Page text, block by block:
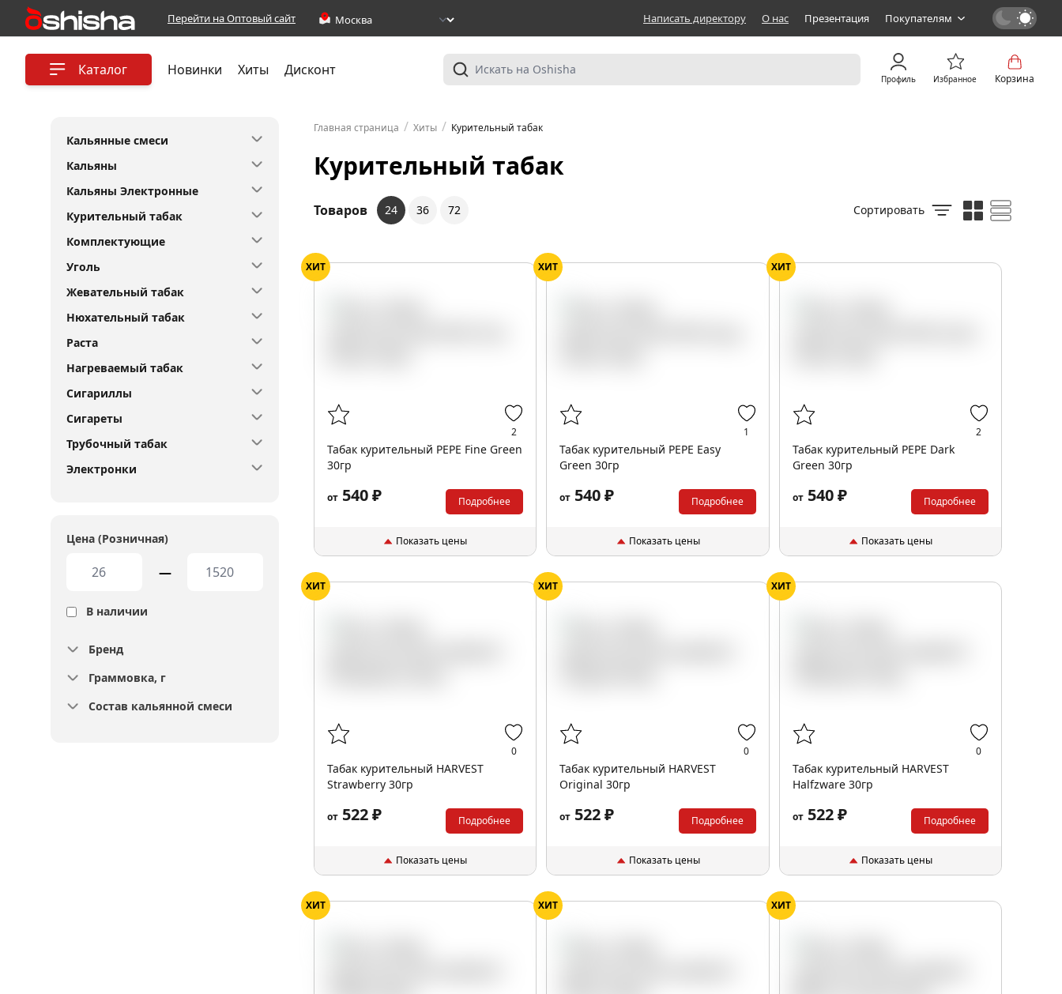
Перейти на Оптовый сайт Написать директору О нас Презентация Покупателям
Каталог Новинки Хиты Дисконт
Профиль Избранное Корзина
Кальянные смеси
Кальяны
Кальяны Электронные
Курительный табак
Комплектующие
Уголь
Жевательный табак
Нюхательный табак
Раста
Нагреваемый табак
Сигариллы
Сигареты
Трубочный табак
Электронки
Цена (Розничная)
—
В наличии
Бренд
Граммовка, г
Состав кальянной смеси
Главная страница / Хиты / Курительный табак
Курительный табак
Товаров 24 36 72 Сортировать
ХИТ
2
Табак курительный PEPE Fine Green
30гр
от 540 ₽ Подробнее
Показать цены
ХИТ
1
Табак курительный PEPE Easy
Green 30гр
от 540 ₽ Подробнее
Показать цены
ХИТ
2
Табак курительный PEPE Dark
Green 30гр
от540 ₽ Подробнее
Показать цены
ХИТ
0
Табак курительный HARVEST
Strawberry 30гр
от 522 ₽ Подробнее
Показать цены
ХИТ
0
Табак курительный HARVEST
Original 30гр
от 522 ₽ Подробнее
Показать цены
ХИТ
0
Табак курительный HARVEST
Halfzware 30гр
от522 ₽ Подробнее
Показать цены
ХИТ ХИТ ХИТ